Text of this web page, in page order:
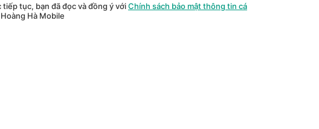
tiếp tục, bạn đã đọc và đồng ý vớiChính sách bảo mật thông tin cá
Hà Mobile